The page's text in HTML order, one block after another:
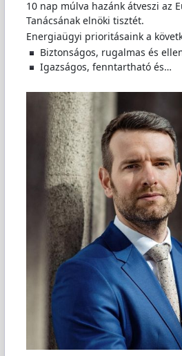
10 nap múlva hazánk átveszi az
Tanácsának elnöki tisztét.
Energiaügyi prioritásaink a
Biztonságos, rugalmas és
️ Igazságos, fenntartható és…